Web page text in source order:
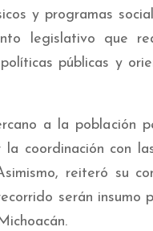
y programas
legislativo que
públicas y
a la población
coordinación con
reiteró su
serán insumo